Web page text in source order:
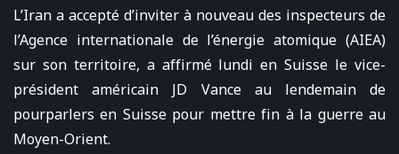
L’Iran a accepté d’inviter à nouveau des inspecteurs de
l’Agence internationale de l’énergie atomique (AIEA)
sur son territoire, a affirmé lundi en Suisse le vice-
président américain JD Vance au lendemain de
pourparlers en Suisse pour mettre fin à la guerre au
Moyen-Orient.